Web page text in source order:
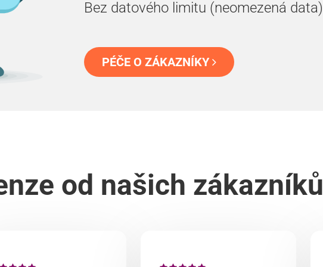
Bez datového limitu (neomezená data)
PÉČE O ZÁKAZNÍKY
od našich zákazníků